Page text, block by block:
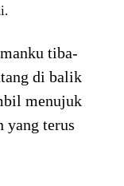
tiba-
di balik
menujuk
yang terus